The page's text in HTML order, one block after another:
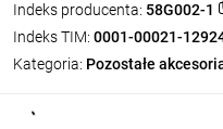
Indeks producenta: 58G002-1
Indeks TIM: 0001-00021-
Kategoria: Pozostałe